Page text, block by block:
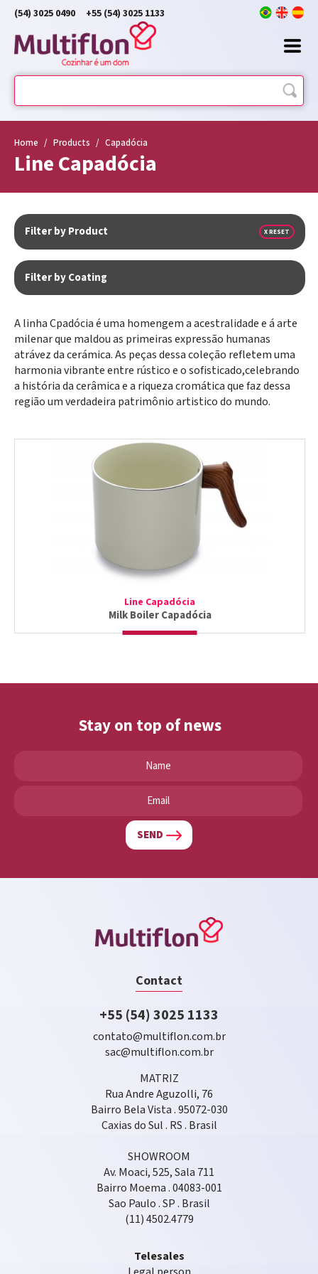
(54) 3025 0490 +55 (54) 3025 1133
Home / Products / Capadócia
Line Capadócia
Filter by Product X RESET
Filter by Coating
A linha Cpadócia é uma homengem a acestralidade e á arte
milenar que maldou as primeiras expressão humanas
atrávez da cerámica. As peças dessa coleção refletem uma
harmonia vibrante entre rústico e o sofisticado,celebrando
a história da cerâmica e a riqueza cromática que faz dessa
região um verdadeira patrimônio artistico do mundo.
Line Capadócia
Milk Boiler Capadócia
Stay on top of news
SEND
Contact
+55 (54) 3025 1133
contato@multiflon.com.br
sac@multiflon.com.br
MATRIZ
Rua Andre Aguzolli, 76
Bairro Bela Vista . 95072-030
Caxias do Sul . RS . Brasil
SHOWROOM
Av. Moaci, 525, Sala 711
Bairro Moema . 04083-001
Sao Paulo . SP . Brasil
(11) 4502.4779
Telesales